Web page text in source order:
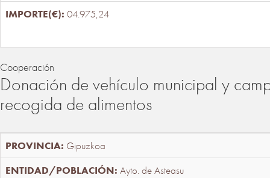
04.975,24
Cooperación
Donación de vehículo municipal y
recogida de alimentos
Gipuzkoa
Ayto. de Asteasu